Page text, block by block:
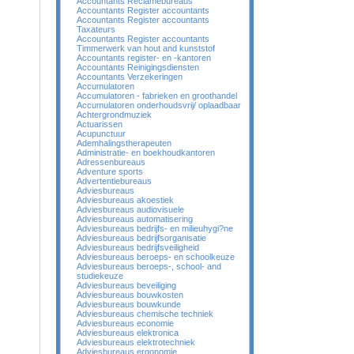
Accountants Register accountants
Accountants Register accountants
Taxateurs
Accountants Register accountants
Timmerwerk van hout and kunststof
Accountants register- en -kantoren
Accountants Reinigingsdiensten
Accountants Verzekeringen
Accumulatoren
Accumulatoren - fabrieken en groothandel
Accumulatoren onderhoudsvrij/ oplaadbaar
Achtergrondmuziek
Actuarissen
Acupunctuur
Ademhalingstherapeuten
Administratie- en boekhoudkantoren
Adressenbureaus
Adventure sports
Advertentiebureaus
Adviesbureaus
Adviesbureaus akoestiek
Adviesbureaus audiovisuele
Adviesbureaus automatisering
Adviesbureaus bedrijfs- en milieuhygi?ne
Adviesbureaus bedrijfsorganisatie
Adviesbureaus bedrijfsveiligheid
Adviesbureaus beroeps- en schoolkeuze
Adviesbureaus beroeps-, school- and
studiekeuze
Adviesbureaus beveiliging
Adviesbureaus bouwkosten
Adviesbureaus bouwkunde
Adviesbureaus chemische techniek
Adviesbureaus economie
Adviesbureaus elektronica
Adviesbureaus elektrotechniek
Adviesbureaus ergonomie